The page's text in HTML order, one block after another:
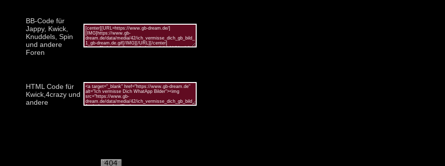
BB-Code für
Jappy, Kwick,
Knuddels, Spin
und andere
Foren
HTML Code für
Kwick,4crazy und
andere